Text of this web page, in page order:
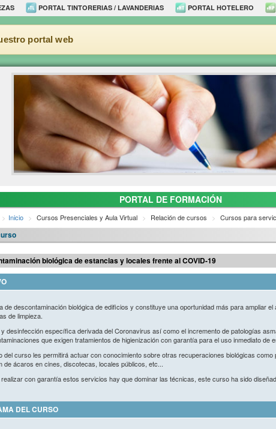
PORTAL TINTORERIAS / LAVANDERIAS PORTAL HOTELERO
portal web
PORTAL DE FORMACIÓN
Inicio Cursos Presenciales y Aula Virtual Relación de cursos Cursos para
biológica de estancias y locales frente al COVID-19
de descontaminación biológica de edificios y constituye una oportunidad más para ampliar
de limpieza.
y desinfección específica derivada del Coronavirus así como el incremento de patologías
que exigen tratamientos de higienización con garantía para el uso inmediato de
del curso les permitirá actuar con conocimiento sobre otras recuperaciones biológicas
de ácaros en cines, discotecas, locales públicos, etc...
con garantía estos servicios hay que dominar las técnicas, este curso ha sido
DEL CURSO